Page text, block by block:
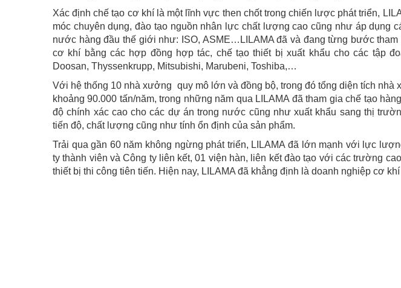
Xác định chế tạo cơ khí là một lĩnh vực then chốt trong chiến lược phát triển,
móc chuyên dụng, đào tạo nguồn nhân lực chất lượng cao cũng như áp dụng
nước hàng đầu thế giới như: ISO, ASME…LILAMA đã và đang từng bước tham
cơ khí bằng các hợp đồng hợp tác, chế tạo thiết bị xuất khẩu cho các tập
Doosan, Thyssenkrupp, Mitsubishi, Marubeni, Toshiba,…
Với hệ thống 10 nhà xưởng quy mô lớn và đồng bộ, trong đó tổng diện tích
khoảng 90.000 tấn/năm, trong những năm qua LILAMA đã tham gia chế tạo
độ chính xác cao cho các dự án trong nước cũng như xuất khẩu sang thị
tiến độ, chất lượng cũng như tính ổn định của sản phẩm.
Trải qua gần 60 năm không ngừng phát triển, LILAMA đã lớn mạnh với lực
ty thành viên và Công ty liên kết, 01 viện hàn, liên kết đào tạo với các trường
thiết bị thi công tiên tiến. Hiện nay, LILAMA đã khẳng định là doanh nghiệp cơ